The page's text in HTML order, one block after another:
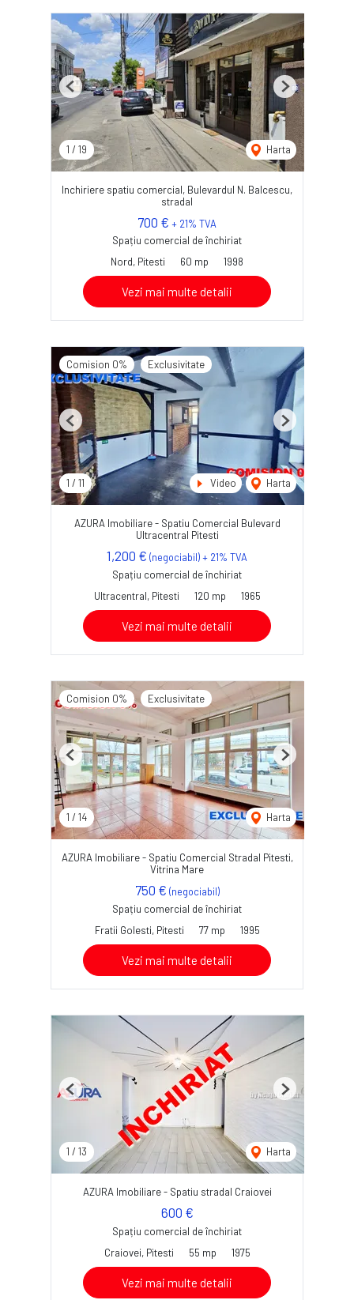
1 / 19 Harta
Previous Next
Inchiriere spatiu comercial, Bulevardul N. Balcescu,
stradal
700 € + 21% TVA
Spațiu comercial de închiriat
Nord, Pitesti
60 mp 1998
Vezi mai multe detalii
Comision 0% Exclusivitate
1 / 11 Video Harta
Previous Next
AZURA Imobiliare - Spatiu Comercial Bulevard
Ultracentral Pitesti
1,200 € (negociabil) + 21% TVA
Spațiu comercial de închiriat
Ultracentral, Pitesti
120 mp 1965
Vezi mai multe detalii
Comision 0% Exclusivitate
1 / 14 Harta
Previous Next
AZURA Imobiliare - Spatiu Comercial Stradal Pitesti,
Vitrina Mare
750 € (negociabil)
Spațiu comercial de închiriat
Fratii Golesti, Pitesti
77 mp 1995
Vezi mai multe detalii
1 / 13 Harta
Previous Next
AZURA Imobiliare - Spatiu stradal Craiovei
600 €
Spațiu comercial de închiriat
Craiovei, Pitesti
55 mp 1975
Vezi mai multe detalii